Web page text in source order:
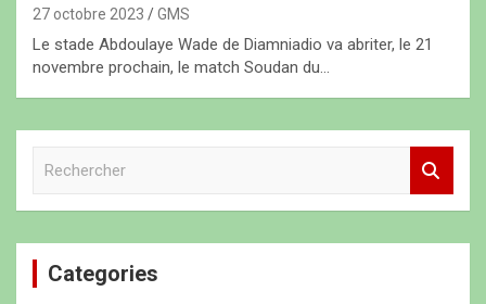
27 octobre 2023 GMS
Le stade Abdoulaye Wade de Diamniadio va abriter, le 21
novembre prochain, le match Soudan du…
e
Categories